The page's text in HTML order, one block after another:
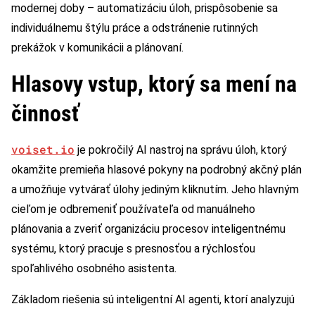
modernej doby – automatizáciu úloh, prispôsobenie sa
individuálnemu štýlu práce a odstránenie rutinných
prekážok v komunikácii a plánovaní.
Hlasovy vstup, ktorý sa mení na
činnosť
voiset.io je pokročilý AI nastroj na správu úloh, ktorý
okamžite premieňa hlasové pokyny na podrobný akčný plán
a umožňuje vytvárať úlohy jediným kliknutím. Jeho hlavným
cieľom je odbremeniť používateľa od manuálneho
plánovania a zveriť organizáciu procesov inteligentnému
systému, ktorý pracuje s presnosťou a rýchlosťou
spoľahlivého osobného asistenta.
Základom riešenia sú inteligentní AI agenti, ktorí analyzujú